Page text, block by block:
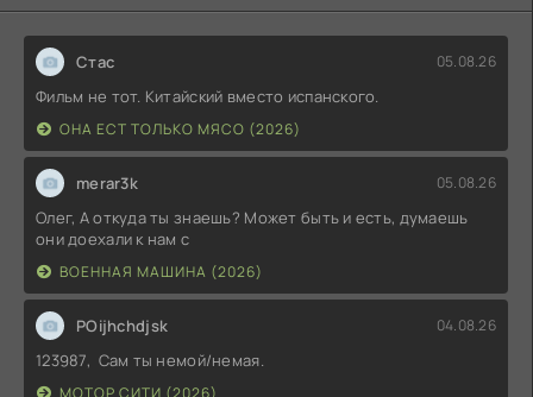
Стас 05.08.26
Фильм не тот. Китайский вместо испанского.
ОНА ЕСТ ТОЛЬКО МЯСО (2026)
merar3k 05.08.26
Олег, А откуда ты знаешь? Может быть и есть, думаешь
они доехали к нам с
ВОЕННАЯ МАШИНА (2026)
POijhchdjsk 04.08.26
123987, Сам ты немой/немая.
МОТОР СИТИ (2026)